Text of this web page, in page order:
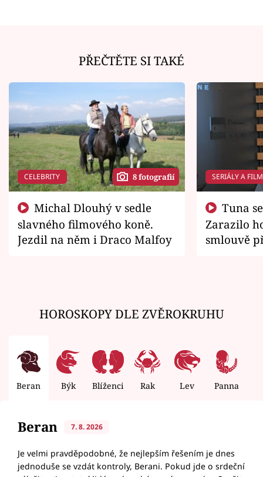
PŘEČTĚTE SI TAKÉ
CELEBRITY 8 fotografií
slavného filmového koně.
Jezdil na něm i Draco Malfoy
SERIÁLY A
Zarazilo
smlouvě
HOROSKOPY DLE ZVĚROKRUHU
Beran Býk Blíženci Rak Lev Panna
Beran 7. 8. 2026
Je velmi pravděpodobné, že nejlepším řešením je dnes
jednoduše se vzdát kontroly, Berani. Pokud jde o srdeční